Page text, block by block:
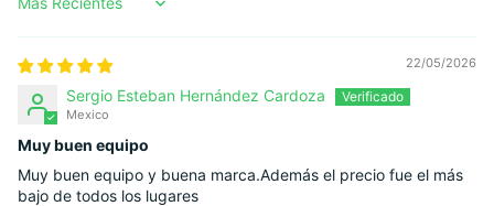
Sort by
22/05/2026
Sergio Esteban Hernández Cardoza
Mexico
Muy buen equipo
Muy buen equipo y buena marca.Además el precio fue el más
bajo de todos los lugares